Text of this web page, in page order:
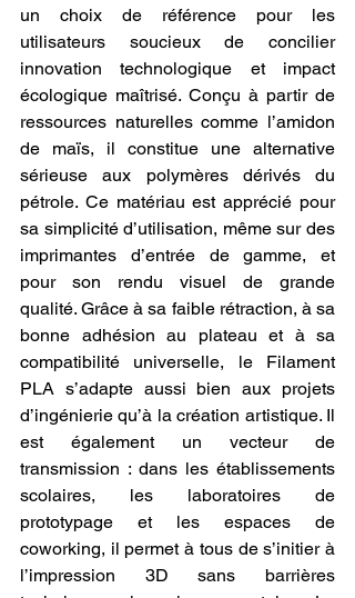
un choix de référence pour les
utilisateurs soucieux de concilier
innovation technologique et impact
écologique maîtrisé. Conçu à partir de
ressources naturelles comme l’amidon
de maïs, il constitue une alternative
sérieuse aux polymères dérivés du
pétrole. Ce matériau est apprécié pour
sa simplicité d’utilisation, même sur des
imprimantes d’entrée de gamme, et
pour son rendu visuel de grande
qualité. Grâce à sa faible rétraction, à sa
bonne adhésion au plateau et à sa
compatibilité universelle, le Filament
PLA s’adapte aussi bien aux projets
d’ingénierie qu’à la création artistique. Il
est également un vecteur de
transmission : dans les établissements
scolaires, les laboratoires de
prototypage et les espaces de
coworking, il permet à tous de s’initier à
l’impression 3D sans barrières